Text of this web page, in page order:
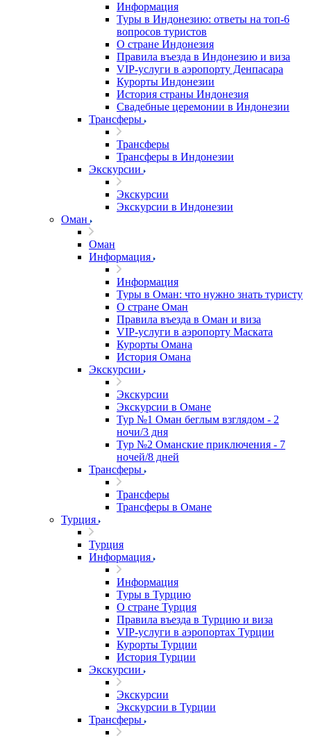
Информация
Туры в Индонезию: ответы на топ-6
вопросов туристов
О стране Индонезия
Правила въезда в Индонезию и виза
VIP-услуги в аэропорту Денпасара
Курорты Индонезии
История страны Индонезия
Свадебные церемонии в Индонезии
Трансферы
Трансферы
Трансферы в Индонезии
Экскурсии
Экскурсии
Экскурсии в Индонезии
Оман
Оман
Информация
Информация
Туры в Оман: что нужно знать туристу
О стране Оман
Правила въезда в Оман и виза
VIP-услуги в аэропорту Маската
Курорты Омана
История Омана
Экскурсии
Экскурсии
Экскурсии в Омане
Тур №1 Оман беглым взглядом - 2
ночи/3 дня
Тур №2 Оманские приключения - 7
ночей/8 дней
Трансферы
Трансферы
Трансферы в Омане
Турция
Турция
Информация
Информация
Туры в Турцию
О стране Турция
Правила въезда в Турцию и виза
VIP-услуги в аэропортах Турции
Курорты Турции
История Турции
Экскурсии
Экскурсии
Экскурсии в Турции
Трансферы